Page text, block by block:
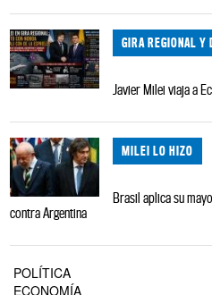
GIRA REGIONAL Y
Javier Milei viaja a
MILEI LO HIZO
Brasil aplica su
contra Argentina
POLÍTICA
ECONOMÍA